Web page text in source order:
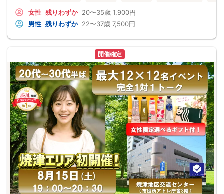
女性 残りわずか 20〜35歳 1,900円
男性 残りわずか 22〜37歳 7,500円
開催確定